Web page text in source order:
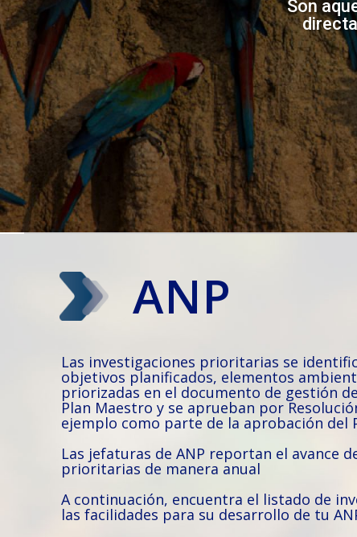
Son
ANP
Las investigaciones prioritarias se
objetivos planificados, elementos
priorizadas en el documento de gestión
Plan Maestro y se aprueban por
ejemplo como parte de la aprobación del
Las jefaturas de ANP reportan el avance
prioritarias de manera anual
A continuación, encuentra el listado de
las facilidades para su desarrollo de tu